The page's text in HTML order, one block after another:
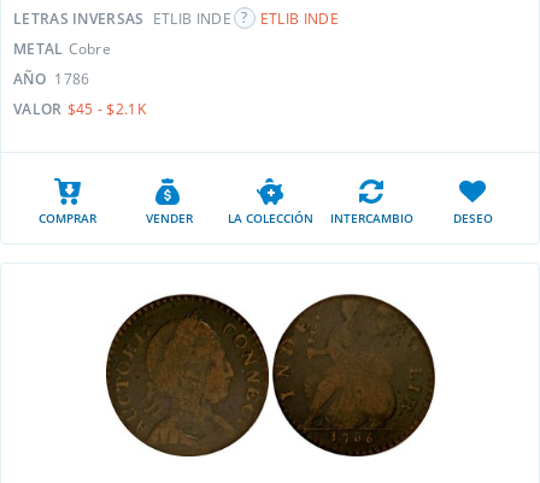
LETRAS INVERSAS ETLIB INDE
ETLIB INDE
METAL Cobre
AÑO 1786
VALOR $45 - $2.1K
COMPRAR VENDER LA COLECCIÓN INTERCAMBIO DESEO